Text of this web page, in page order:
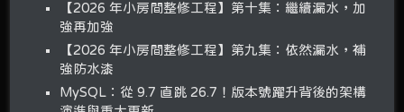
【2026 年小房間整修工程】第十集：繼續漏水，加
強再加強
【2026 年小房間整修工程】第九集：依然漏水，補
強防水漆
MySQL：從 9.7 直跳 26.7！版本號躍升背後的架構